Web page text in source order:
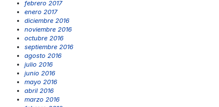
febrero 2017
enero 2017
diciembre 2016
noviembre 2016
octubre 2016
septiembre 2016
agosto 2016
julio 2016
junio 2016
mayo 2016
abril 2016
marzo 2016